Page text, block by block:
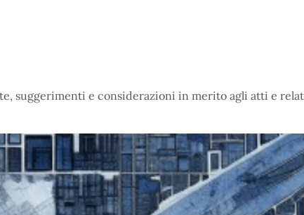
suggerimenti e considerazioni in merito agli atti e